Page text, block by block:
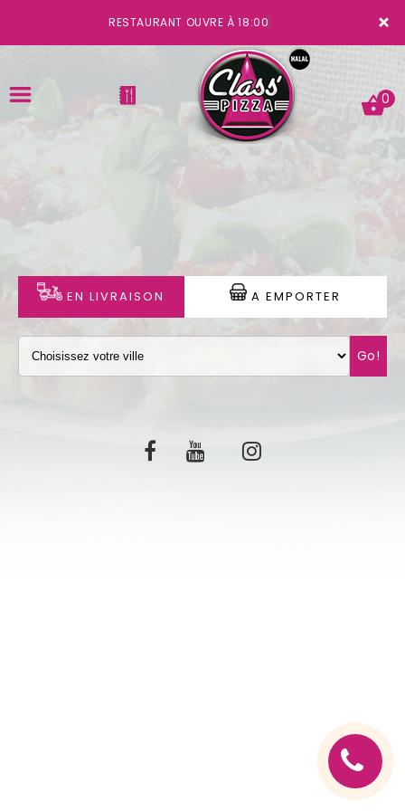
×
RESTAURANT OUVRE À 18:00
ACCUEIL
VOTRE COMPTE
NOTRE RESTAURANT
VOS AVIS
0
EN LIVRAISON A EMPORTER
Go!